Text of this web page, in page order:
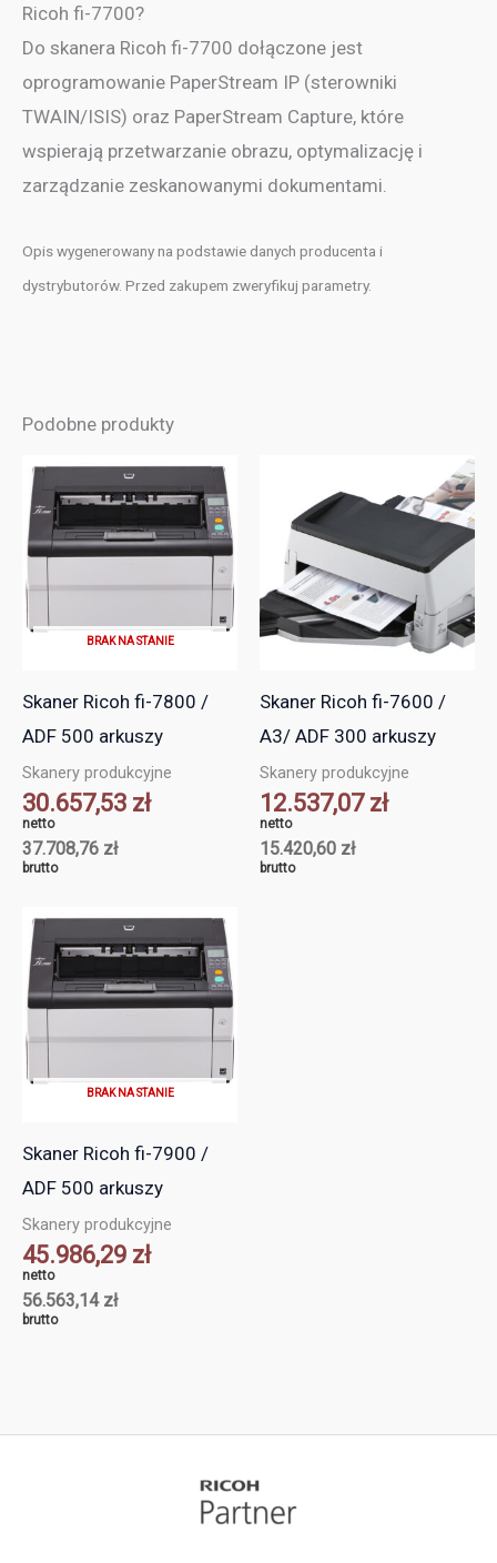
Ricoh fi-7700?
Do skanera Ricoh fi-7700 dołączone jest
oprogramowanie PaperStream IP (sterowniki
TWAIN/ISIS) oraz PaperStream Capture, które
wspierają przetwarzanie obrazu, optymalizację i
zarządzanie zeskanowanymi dokumentami.
Opis wygenerowany na podstawie danych producenta i
dystrybutorów. Przed zakupem zweryfikuj parametry.
Podobne produkty
BRAK NA STANIE
Skaner Ricoh fi-7800 /
ADF 500 arkuszy
Skanery produkcyjne
30.657,53 zł
netto
37.708,76 zł
brutto
Skaner Ricoh fi-7600 /
A3/ ADF 300 arkuszy
Skanery produkcyjne
12.537,07 zł
netto
15.420,60 zł
brutto
BRAK NA STANIE
Skaner Ricoh fi-7900 /
ADF 500 arkuszy
Skanery produkcyjne
45.986,29 zł
netto
56.563,14 zł
brutto